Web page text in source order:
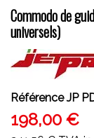
Commodo de
universels)
Référence JP
198,00 €